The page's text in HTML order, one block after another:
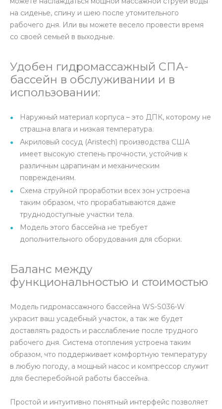
на сиденье, спину и шею после утомительного
рабочего дня. Или вы можете весело провести время
со своей семьей в выходные.
Удобен гидромассажный СПА-
бассейн в обслуживании и в
использовании:
Наружный материал корпуса – это ДПК, которому не
страшна влага и низкая температура.
Акриловый сосуд (Aristech) производства США
имеет высокую степень прочности, устойчив к
различным царапинам и механическим
повреждениям.
Схема струйной проработки всех зон устроена
таким образом, что прорабатываются даже
труднодоступные участки тела.
Модель этого бассейна не требует
дополнительного оборудования для сборки.
Баланс между
функциональностью и стоимостью
Модель гидромассажного бассейна WS-S036-W
украсит ваш усадебный участок, а так же будет
доставлять радость и расслабление после трудного
рабочего дня. Система отопления устроена таким
образом, что поддерживает комфортную температуру
в любую погоду, а мощный насос и компрессор служит
для бесперебойной работы бассейна.
Простой и интуитивно понятный интерфейс позволяет